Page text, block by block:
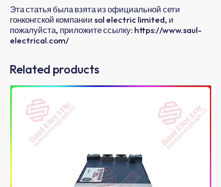
Эта статья была взята из официальной сети
гонконгской компании sol electric limited, и
пожалуйста, приложите ссылку: https://www.saul-
electrical.com/
Related products